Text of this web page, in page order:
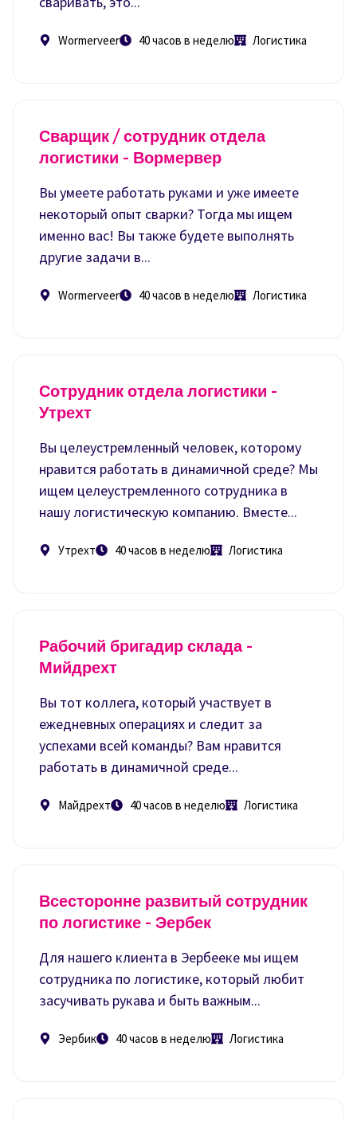
Wormerveer 40 часов в неделю Логистика
Сварщик / сотрудник отдела
логистики - Вормервер
Вы умеете работать руками и уже имеете
некоторый опыт сварки? Тогда мы ищем
именно вас! Вы также будете выполнять
другие задачи в...
Wormerveer 40 часов в неделю Логистика
Сотрудник отдела логистики -
Утрехт
Вы целеустремленный человек, которому
нравится работать в динамичной среде? Мы
ищем целеустремленного сотрудника в
нашу логистическую компанию. Вместе...
Утрехт 40 часов в неделю Логистика
Рабочий бригадир склада -
Мийдрехт
Вы тот коллега, который участвует в
ежедневных операциях и следит за
успехами всей команды? Вам нравится
работать в динамичной среде...
Майдрехт 40 часов в неделю Логистика
Всесторонне развитый сотрудник
по логистике - Эербек
Для нашего клиента в Эербееке мы ищем
сотрудника по логистике, который любит
засучивать рукава и быть важным...
Эербик 40 часов в неделю Логистика